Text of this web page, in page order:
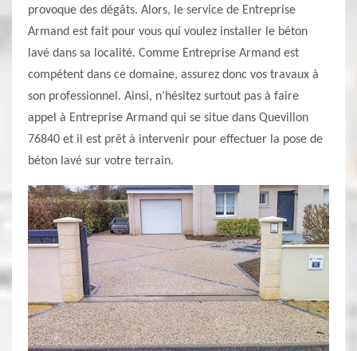
provoque des dégâts. Alors, le service de Entreprise
Armand est fait pour vous qui voulez installer le béton
lavé dans sa localité. Comme Entreprise Armand est
compétent dans ce domaine, assurez donc vos travaux à
son professionnel. Ainsi, n’hésitez surtout pas à faire
appel à Entreprise Armand qui se situe dans Quevillon
76840 et il est prêt à intervenir pour effectuer la pose de
béton lavé sur votre terrain.